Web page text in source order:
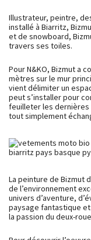
Illustrateur, peintre,
installé à Biarritz,
et de snowboard,
travers ses toiles.
Pour N&KO, Bizmut a
mètres sur le mur
vient délimiter un
peut s’installer pour
feuilleter les dernières
tout simplement
La peinture de Bizmut
de l’environnement
univers d’aventure,
paysage fantastique et
la passion du deux-